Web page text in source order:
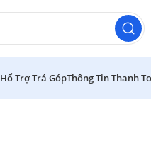
Hổ Trợ Trả GópThông Tin Thanh